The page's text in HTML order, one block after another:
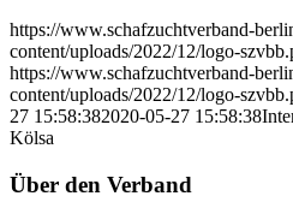
https://www.schafzuchtverband-
content/uploads/2022/12/logo-
https://www.schafzuchtverband-
content/uploads/2022/12/logo-
27 15:58:382020-05-27 15:58:38
Kölsa
Über den Verband